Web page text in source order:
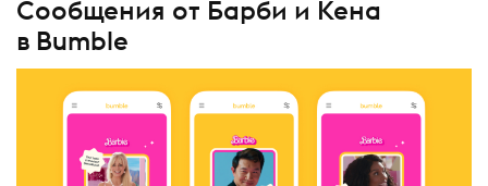
Сообщения от Барби и Кена
в Bumble